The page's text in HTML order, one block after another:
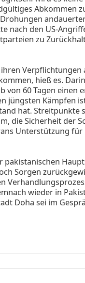
Abkommen
nach den US-
zu
Verpflichtungen
hieß es.
von 60 Tagen einen
jüngsten Kämpfen
hat. Streitpunkte
die Sicherheit der
Unterstützung
pakistanischen
Sorgen
wieder in
Doha sei im